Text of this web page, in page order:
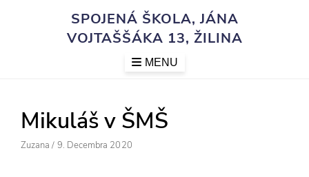
SPOJENÁ ŠKOLA, JÁNA
VOJTAŠŠÁKA 13, ŽILINA
MENU
Mikuláš v ŠMŠ
Author
Zuzana / Posted
9. Decembra 2020